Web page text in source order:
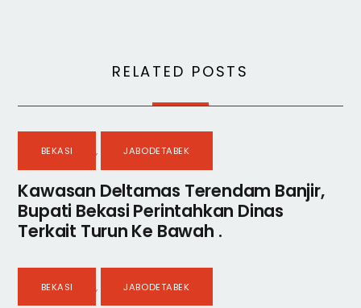
RELATED POSTS
BEKASI , JABODETABEK
Kawasan Deltamas Terendam Banjir,
Bupati Bekasi Perintahkan Dinas
Terkait Turun Ke Bawah .
BEKASI , JABODETABEK